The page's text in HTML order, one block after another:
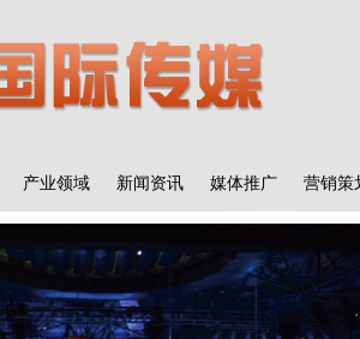
产业领域 新闻资讯 媒体推广 营销策